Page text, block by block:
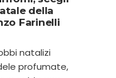
della
Farinelli
natalizi
profumate,